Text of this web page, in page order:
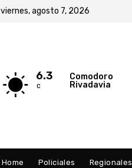
viernes, agosto 7, 2026
6.3
C
Comodoro
Rivadavia
Home Policiales Regionales